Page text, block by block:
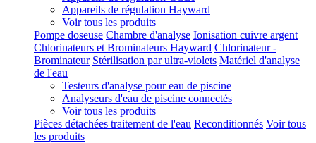
Appareils de régulation Hayward
Voir tous les produits
Pompe doseuse Chambre d'analyse Ionisation cuivre argent
Chlorinateurs et Brominateurs Hayward Chlorinateur -
Brominateur Stérilisation par ultra-violets Matériel d'analyse
de l'eau
Testeurs d'analyse pour eau de piscine
Analyseurs d'eau de piscine connectés
Voir tous les produits
Pièces détachées traitement de l'eau Reconditionnés Voir tous
les produits